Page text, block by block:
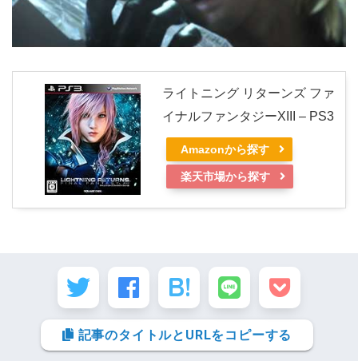
ライトニング リターンズ ファ
イナルファンタジーXIII – PS3
Amazonから探す
楽天市場から探す
記事のタイトルとURLをコピーする